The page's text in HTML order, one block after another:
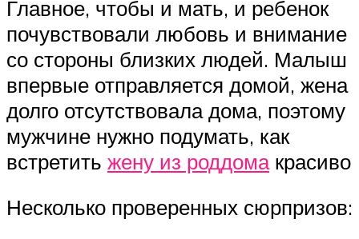
Главное, чтобы и мать, и ребенок
почувствовали любовь и внимание
со стороны близких людей. Малыш
впервые отправляется домой, жена
долго отсутствовала дома, поэтому
мужчине нужно подумать, как
встретить жену из роддомакрасиво
Несколько проверенных сюрпризов: